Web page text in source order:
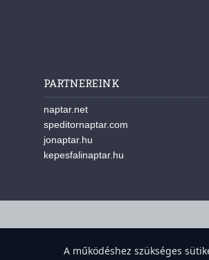
PARTNEREINK
naptar.net
speditornaptar.com
jonaptar.hu
kepesfalinaptar.hu
A működéshez szükséges